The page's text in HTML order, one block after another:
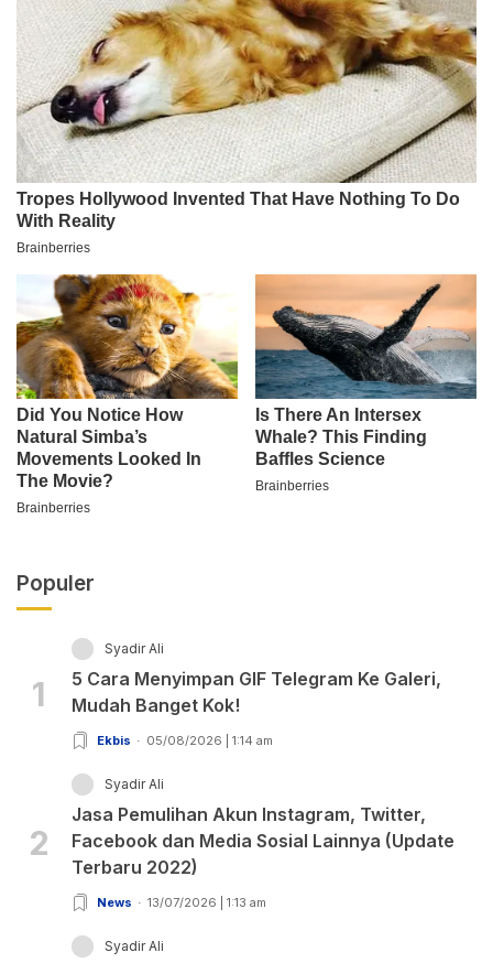
Populer
1
Syadir Ali
5 Cara Menyimpan GIF Telegram Ke Galeri,
Mudah Banget Kok!
Ekbis 05/08/2026 | 1:14 am
2
Syadir Ali
Jasa Pemulihan Akun Instagram, Twitter,
Facebook dan Media Sosial Lainnya (Update
Terbaru 2022)
News 13/07/2026 | 1:13 am
Syadir Ali